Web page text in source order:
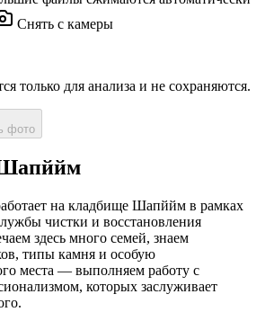
Снять с камеры
только для анализа и не сохраняются.
фото
на кладбище Шапййм в рамках
чистки и восстановления
здесь много семей, знаем
типы камня и особую
места — выполняем работу с
которых заслуживает